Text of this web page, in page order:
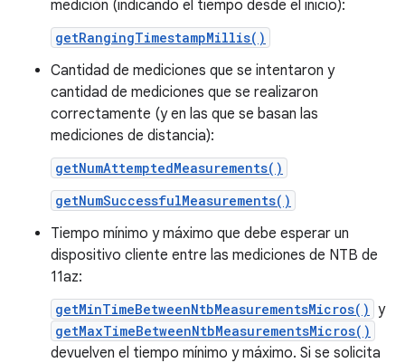
medición (indicando el tiempo desde el inicio):
getRangingTimestampMillis()
Cantidad de mediciones que se intentaron y
cantidad de mediciones que se realizaron
correctamente (y en las que se basan las
mediciones de distancia):
getNumAttemptedMeasurements()
getNumSuccessfulMeasurements()
Tiempo mínimo y máximo que debe esperar un
dispositivo cliente entre las mediciones de NTB de
11az:
getMinTimeBetweenNtbMeasurementsMicros() y
getMaxTimeBetweenNtbMeasurementsMicros()
devuelven el tiempo mínimo y máximo. Si se solicita